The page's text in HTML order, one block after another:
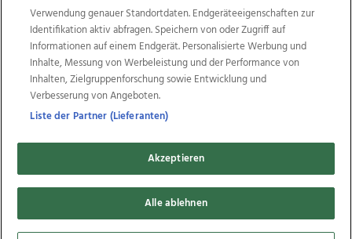
Weitere Angebote des Medienhauses Wimmer
TV1 di-mog-i.at OÖNow
Ischler Woche
Life Radio
OÖNachrichten
OÖN Immobilien
OÖN Karriere
OÖN Reise
Promenaden Galerien
Regionaljobs
wasistlos.at
Copyrights © 2026 Tips Zeitungs GmbH & Co KG
developed by11x11.net
Verwendung genauer Standortdaten. Endgeräteeigenschaften zur
Identifikation aktiv abfragen. Speichern von oder Zugriff auf
Informationen auf einem Endgerät. Personalisierte Werbung und
Inhalte, Messung von Werbeleistung und der Performance von
Inhalten, Zielgruppenforschung sowie Entwicklung und
Verbesserung von Angeboten.
Liste der Partner (Lieferanten)
Akzeptieren
Alle ablehnen